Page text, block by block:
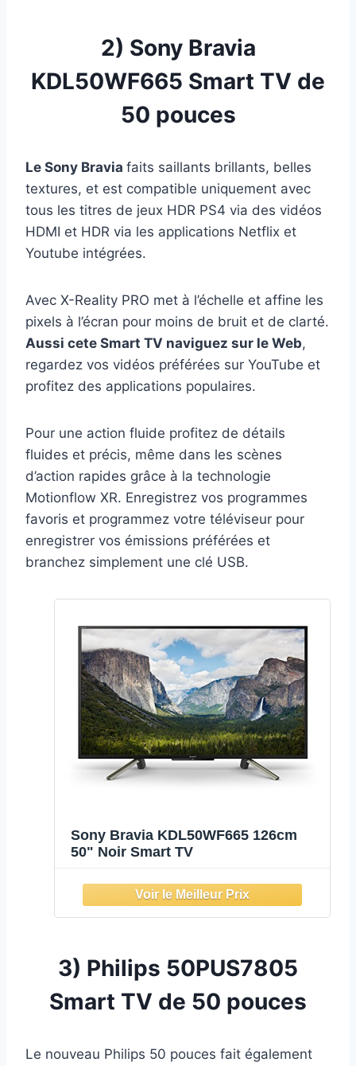
2) Sony Bravia
KDL50WF665 Smart TV de
50 pouces
Le Sony Bravia faits saillants brillants, belles
textures, et est compatible uniquement avec
tous les titres de jeux HDR PS4 via des vidéos
HDMI et HDR via les applications Netflix et
Youtube intégrées.
Avec X-Reality PRO met à l’échelle et affine les
pixels à l’écran pour moins de bruit et de clarté.
Aussi cete Smart TV naviguez sur le Web,
regardez vos vidéos préférées sur YouTube et
profitez des applications populaires.
Pour une action fluide profitez de détails
fluides et précis, même dans les scènes
d’action rapides grâce à la technologie
Motionflow XR. Enregistrez vos programmes
favoris et programmez votre téléviseur pour
enregistrer vos émissions préférées et
branchez simplement une clé USB.
Sony Bravia KDL50WF665 126cm
50" Noir Smart TV
3) Philips 50PUS7805
Smart TV de 50 pouces
Le nouveau Philips 50 pouces fait également